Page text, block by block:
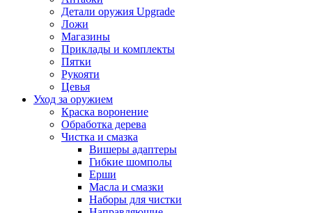
Детали оружия Upgrade
Ложи
Магазины
Приклады и комплекты
Пятки
Рукояти
Цевья
Уход за оружием
Краска воронение
Обработка дерева
Чистка и смазка
Вишеры адаптеры
Гибкие шомполы
Ерши
Масла и смазки
Наборы для чистки